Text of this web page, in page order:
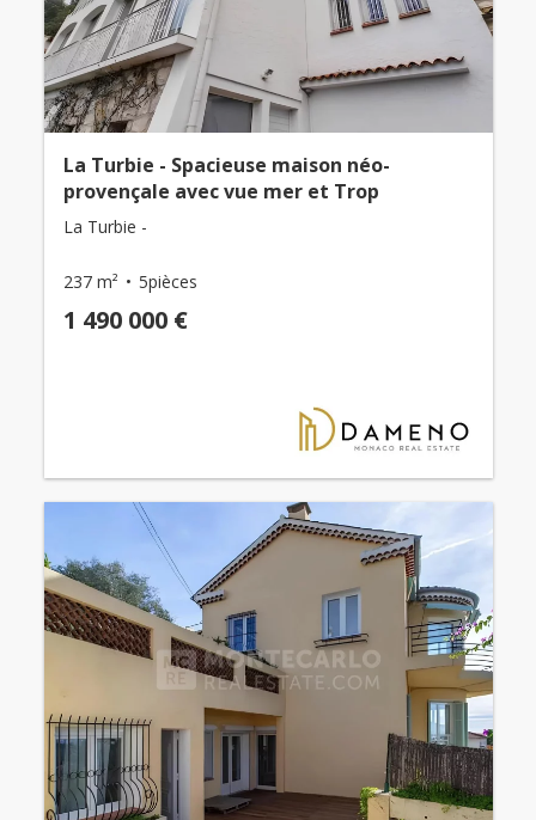
La Turbie - Spacieuse maison néo-
provençale avec vue mer et Trop
La Turbie -
237 m² 5pièces
1 490 000 €